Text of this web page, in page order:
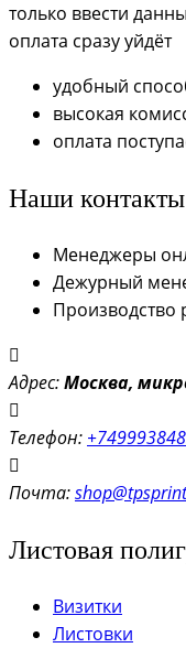
только ввести
оплата сразу уйдёт
удобный
высокая
оплата
Наши контакты
Менеджеры
Дежурный
Производство
Адрес:Москва,
Телефон:
Почта:
Листовая
Визитки
Листовки